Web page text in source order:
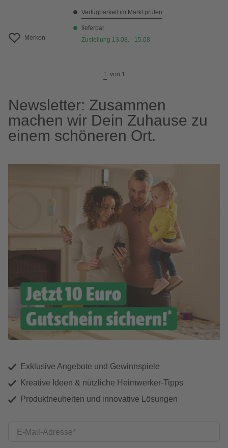
Merken
Verfügbarkeit im Markt prüfen
lieferbar
Zustellung 13.08. - 15.08.
1 von 1
Newsletter: Zusammen
machen wir Dein Zuhause zu
einem schöneren Ort.
Exklusive Angebote und Gewinnspiele
Kreative Ideen & nützliche Heimwerker-Tipps
Produktneuheiten und innovative Lösungen
E-Mail-Adresse